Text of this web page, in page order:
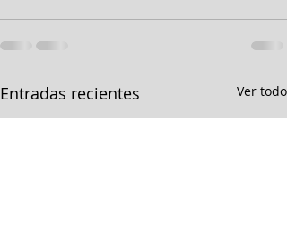
Entradas recientes Ver todo